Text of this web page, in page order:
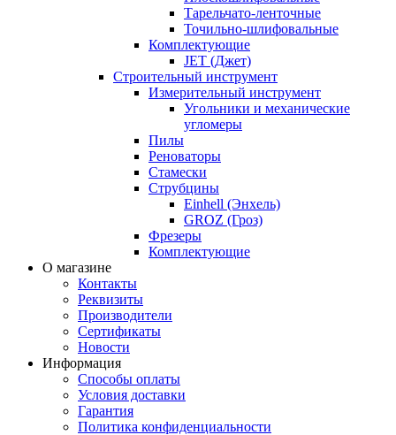
Тарельчато-ленточные
Точильно-шлифовальные
Комплектующие
JET (Джет)
Строительный инструмент
Измерительный инструмент
Угольники и механические
угломеры
Пилы
Реноваторы
Стамески
Струбцины
Einhell (Энхель)
GROZ (Гроз)
Фрезеры
Комплектующие
О магазине
Контакты
Реквизиты
Производители
Сертификаты
Новости
Информация
Способы оплаты
Условия доставки
Гарантия
Политика конфиденциальности